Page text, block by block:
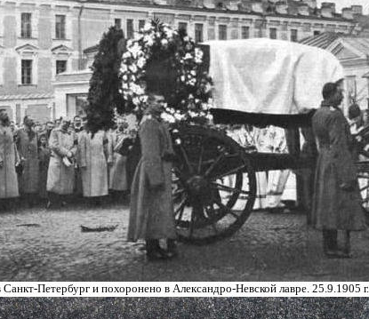
Петербург и похоронено в Александро-Невской лавре. 25.9.1905 г.